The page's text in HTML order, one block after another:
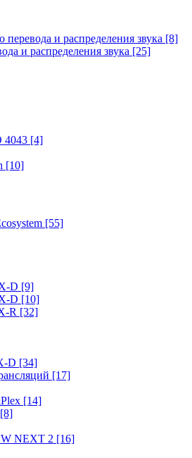
и распределения звука [8]
и распределения звука [25]
4043 [4]
[10]
[55]
D [9]
D [10]
R [32]
D [34]
[17]
[14]
[8]
NEXT 2 [16]